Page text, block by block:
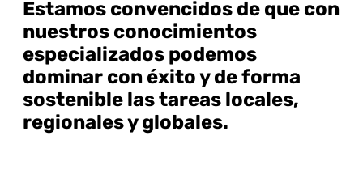
Estamos convencidos de que con
nuestros conocimientos
especializados podemos
dominar con éxito y de forma
sostenible las tareas locales,
regionales y globales.